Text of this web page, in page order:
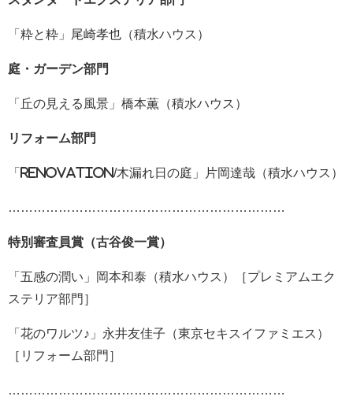
「粋と粋」尾崎孝也（積水ハウス）
庭・ガーデン部門
「丘の見える風景」橋本薫（積水ハウス）
リフォーム部門
「 Renovation/木漏れ日の庭」片岡達哉（積水ハウス）
特別審査員賞（古谷俊一賞）
「五感の潤い」岡本和泰（積水ハウス）［プレミアムエク
ステリア部門］
「花のワルツ♪」永井友佳子（東京セキスイファミエス）
［リフォーム部門］